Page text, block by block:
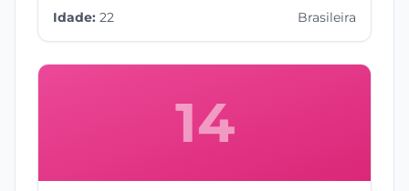
Idade: 22 Brasileira
14